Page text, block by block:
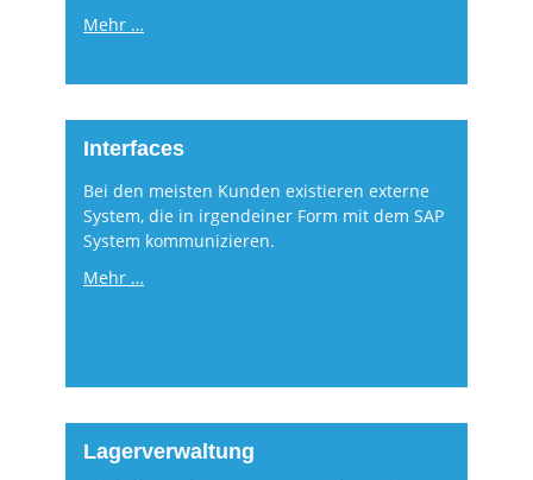
Mehr …
Interfaces
Bei den meisten Kunden existieren externe
System, die in irgendeiner Form mit dem SAP
System kommunizieren.
Mehr …
Lagerverwaltung